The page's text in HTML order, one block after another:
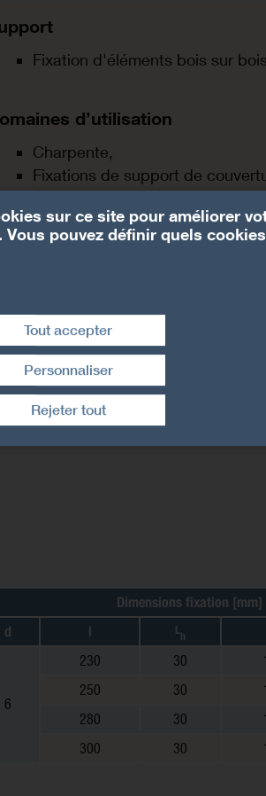
Fixation d'éléments bois sur
d’utilisation
Charpente,
Fixations de support de
Dimensions fixation [mm]
d
l L
h
6
230 30
250 30
280 30
300 30
sur ce site pour améliorer
Vous pouvez définir quels cookies
Rejeter tout
Tout accepter
le consentement
Personnaliser